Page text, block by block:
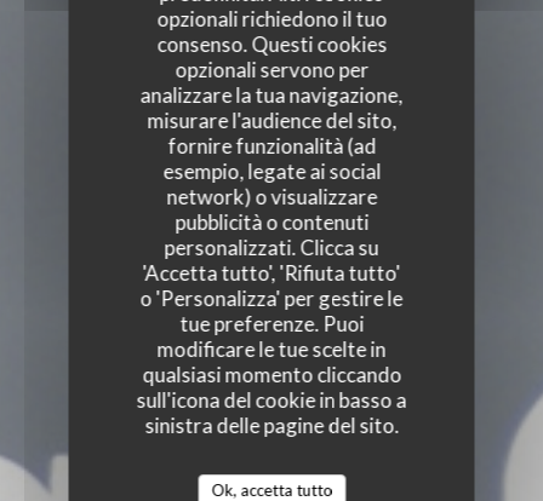
opzionali richiedono il tuo
consenso. Questi cookies
opzionali servono per
analizzare la tua navigazione,
misurare l'audience del sito,
fornire funzionalità (ad
esempio, legate ai social
network) o visualizzare
pubblicità o contenuti
personalizzati. Clicca su
'Accetta tutto', 'Rifiuta tutto'
o 'Personalizza' per gestire le
tue preferenze. Puoi
modificare le tue scelte in
qualsiasi momento cliccando
sull'icona del cookie in basso a
sinistra delle pagine del sito.
Ok, accetta tutto